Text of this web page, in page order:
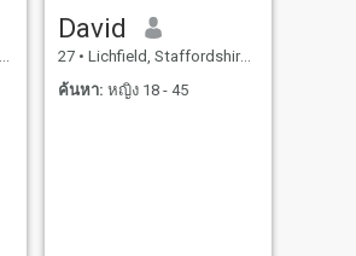
David
27 • Lichfield, Staffordshire, อังกฤษ
ค้นหา: หญิง 18 - 45